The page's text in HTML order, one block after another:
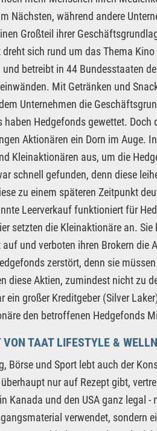
Nächsten, während andere
Großteil ihrer
sich rund um das Thema
und betreibt in 44 Bundesstaaten
Mit Getränken und
Unternehmen die
haben Hedgefonds gewettet.
Aktionären ein Dorn im Auge.
Kleinaktionären aus, um die
schnell gefunden, denn diese
zu einem späteren Zeitpunkt
Leerverkauf funktioniert für
setzten die Kleinaktionäre an.
auf und verboten ihren Brokern
zerstört, denn sie
diese Aktien, zumindest nicht zu
ein großer Kreditgeber (Silver
den betroffenen Hedgefonds
VON TAAT LIFESTYLE &
Börse und Sport lebt auch der
nur auf Rezept gibt,
Kanada und den USA ganz legal
verwendet, sondern